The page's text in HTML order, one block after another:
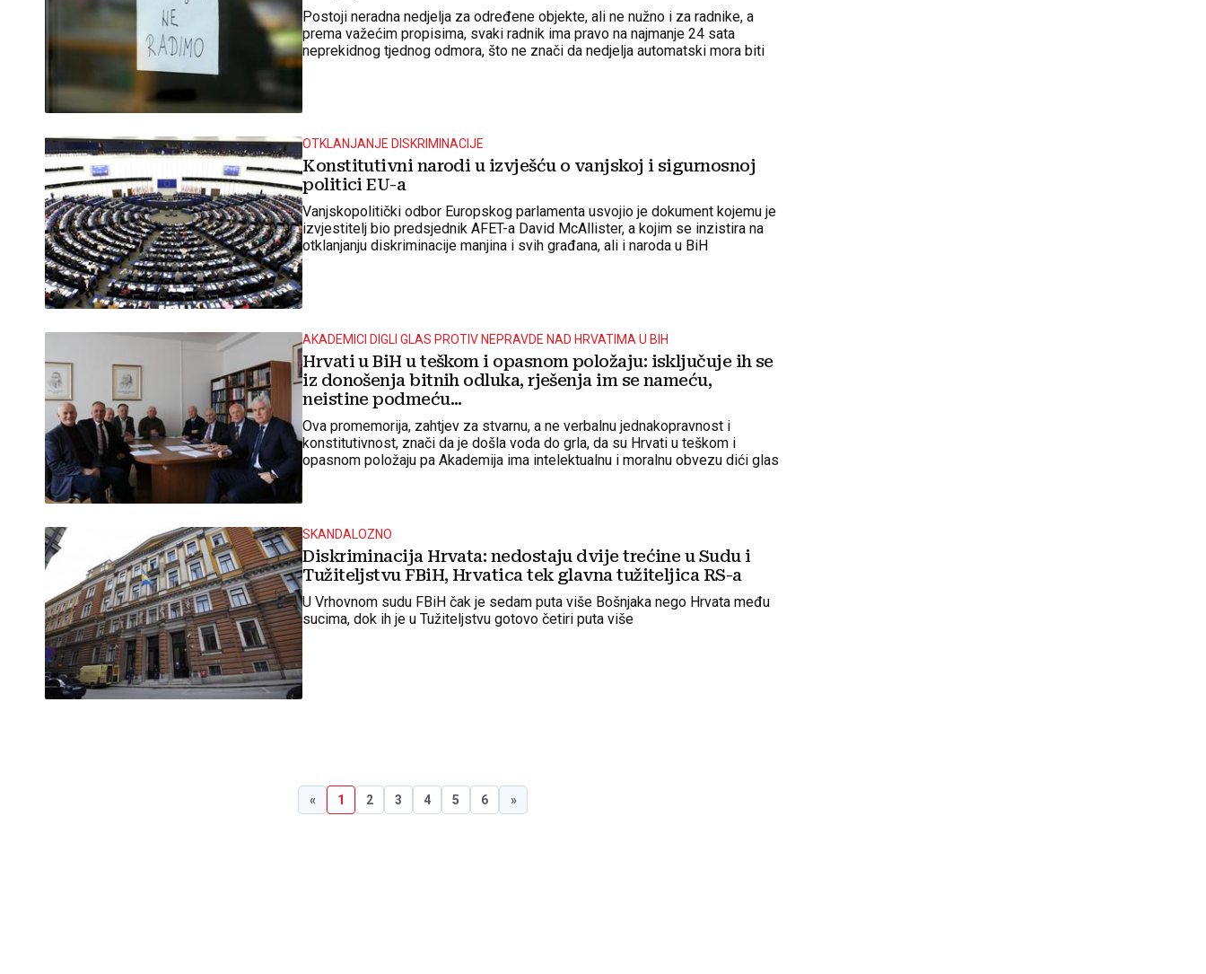
Postoji neradna nedjelja za određene objekte, ali ne nužno i za radnike, a
prema važećim propisima, svaki radnik ima pravo na najmanje 24 sata
neprekidnog tjednog odmora, što ne znači da nedjelja automatski mora biti
OTKLANJANJE DISKRIMINACIJE
Konstitutivni narodi u izvješću o vanjskoj i sigurnosnoj
politici EU-a
Vanjskopolitički odbor Europskog parlamenta usvojio je dokument kojemu je
izvjestitelj bio predsjednik AFET-a David McAllister, a kojim se inzistira na
otklanjanju diskriminacije manjina i svih građana, ali i naroda u BiH
AKADEMICI DIGLI GLAS PROTIV NEPRAVDE NAD HRVATIMA U BIH
Hrvati u BiH u teškom i opasnom položaju: isključuje ih se
iz donošenja bitnih odluka, rješenja im se nameću,
neistine podmeću...
Ova promemorija, zahtjev za stvarnu, a ne verbalnu jednakopravnost i
konstitutivnost, znači da je došla voda do grla, da su Hrvati u teškom i
opasnom položaju pa Akademija ima intelektualnu i moralnu obvezu dići glas
SKANDALOZNO
Diskriminacija Hrvata: nedostaju dvije trećine u Sudu i
Tužiteljstvu FBiH, Hrvatica tek glavna tužiteljica RS-a
U Vrhovnom sudu FBiH čak je sedam puta više Bošnjaka nego Hrvata među
sucima, dok ih je u Tužiteljstvu gotovo četiri puta više
« 1 2 3 4 5 6 »